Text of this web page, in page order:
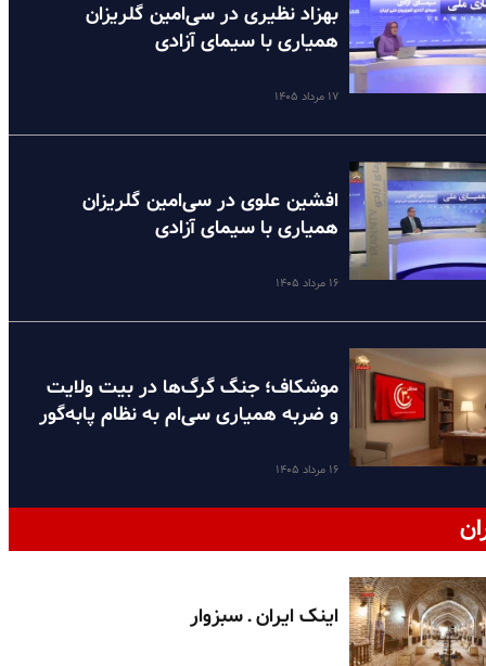
بهزاد نظیری در سی‌امین گلریزان
همیاری با سیمای آزادی
۱۷ مرداد ۱۴۰۵
افشین علوی در سی‌امین گلریزان
همیاری با سیمای آزادی
۱۶ مرداد ۱۴۰۵
موشکاف؛ جنگ گرگ‌ها در بیت ولایت
و ضربه همیاری سی‌ام به نظام پا‌به‌گور
۱۶ مرداد ۱۴۰۵
اینک ایران ـ سبزوار